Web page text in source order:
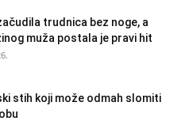
trudnica bez noge, a
muža postala je pravi hit
stih koji može odmah slomiti